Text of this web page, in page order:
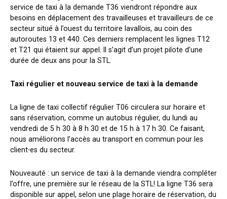
service de taxi à la demande T36 viendront répondre aux
besoins en déplacement des travailleuses et travailleurs de ce
secteur situé à l’ouest du territoire lavallois, au coin des
autoroutes 13 et 440. Ces derniers remplacent les lignes T12
et T21 qui étaient sur appel. Il s’agit d’un projet pilote d’une
durée de deux ans pour la STL.
Taxi régulier et nouveau service de taxi à la demande
La ligne de taxi collectif régulier T06 circulera sur horaire et
sans réservation, comme un autobus régulier, du lundi au
vendredi de 5 h 30 à 8 h 30 et de 15 h à 17 h 30. Ce faisant,
nous améliorons l’accès au transport en commun pour les
client⋅es du secteur.
Nouveauté : un service de taxi à la demande viendra compléter
l’offre, une première sur le réseau de la STL! La ligne T36 sera
disponible sur appel, selon une plage horaire de réservation, du